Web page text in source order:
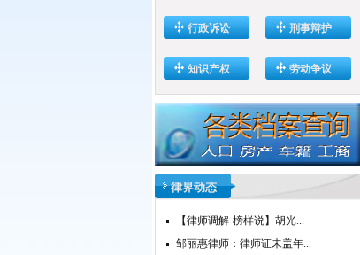
行政诉讼 刑事辩护
知识产权 劳动争议
律界动态
【律师调解·榜样说】胡光...
邹丽惠律师：律师证未盖年...